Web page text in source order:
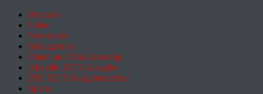
Podcasts
Video
Newsletter
Schlagzeilen
Daten und Visualisierung
Aktuelle ZEIT-Ausgabe
DIE ZEIT Ausgabenarchiv
Spiele